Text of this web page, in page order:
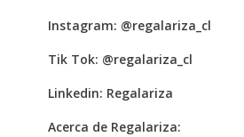
Instagram: @regalariza_cl
Tik Tok: @regalariza_cl
Linkedin: Regalariza
Acerca de Regalariza: